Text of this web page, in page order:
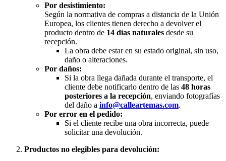
Por desistimiento:
Según la normativa de compras a distancia de la Unión
Europea, los clientes tienen derecho a devolver el
producto dentro de 14 días naturales desde su
recepción.
La obra debe estar en su estado original, sin uso,
daño o alteraciones.
Por daños:
Si la obra llega dañada durante el transporte, el
cliente debe notificarlo dentro de las 48 horas
posteriores a la recepción, enviando fotografías
del daño a info@calleartemas.com.
Por error en el pedido:
Si el cliente recibe una obra incorrecta, puede
solicitar una devolución.
Productos no elegibles para devolución: